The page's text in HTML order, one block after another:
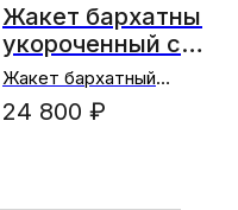
Жакет бархатный
укороченный c
розовыми
пуговицами
Жакет бархатный
укороченный c розовыми
пуговицами (черный)
24 800 ₽